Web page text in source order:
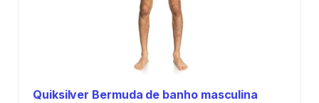
Quiksilver Bermuda de banho masculina